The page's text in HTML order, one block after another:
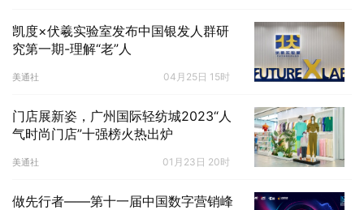
凯度×伏羲实验室发布中国银发人群研
究第一期-理解“老”人
美通社 04月25日 15时
门店展新姿，广州国际轻纺城2023“人
气时尚门店”十强榜火热出炉
美通社 01月23日 20时
做先行者——第十一届中国数字营销峰